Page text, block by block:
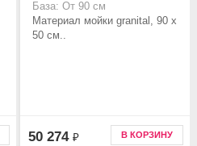
База: От 90 см
Материал мойки granital, 90 x
50 см..
50 274 ₽ В КОРЗИНУ